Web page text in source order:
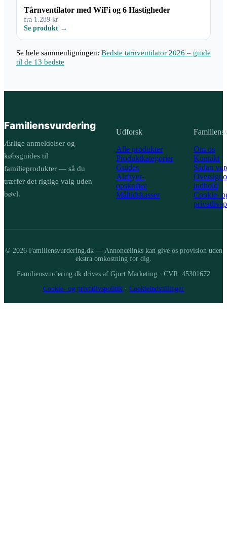
Tårnventilator med WiFi og 6 Hastigheder
fra 1.289 kr
Se produkt →
Se hele sammenligningen: Bedste tårnventilator 2026 – guide
til de 13 bedste
Familiensvurdering
Ærlige anmeldelser og
købsguides til
familieprodukter — så du
træffer det rigtige valg uden
bøvl.
Udforsk
Alle produkter
Produktkategorier
Guides
Airfryer-
opskrifter
Måltidskasser
Om os
Kontakt
Sådan
Oversigt
indhold
Cookie-
© 2026 Familiensvurdering.dk — Annoncelinks kan give os provision uden
ekstra omkostning for dig.
Familiensvurdering.dk drives af Gjort Marketing · CVR: 45301672
Cookie- og privatlivspolitik · Cookieindstillinger